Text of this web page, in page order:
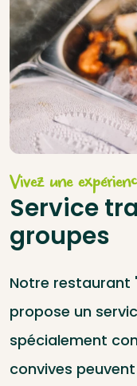
Vivez une
Service
groupes
Notre restaurant
propose un
spécialement
convives